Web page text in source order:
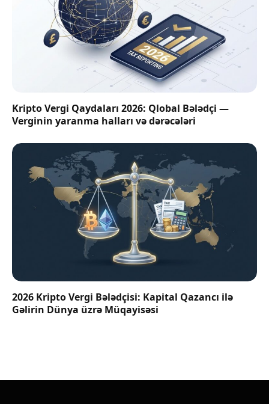
Kripto Vergi Qaydaları 2026: Qlobal Bələdçi —
Verginin yaranma halları və dərəcələri
2026 Kripto Vergi Bələdçisi: Kapital Qazancı ilə
Gəlirin Dünya üzrə Müqayisəsi